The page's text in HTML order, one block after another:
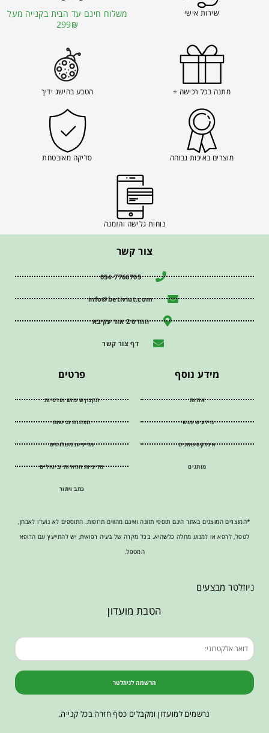
שירות אישי
משלוח חינם עד הבית בקנייה מעל
299₪
מתנה בכל רכישה + הטבע בהישג ידיך
מוצרים באיכות גבוהה סליקה מאובטחת
נוחות גלישה והזמנה
צור קשר
054-7766705
info@betiviut.com
ההדס 2 אור עקיבא
דף צור קשר
מידע נוסף
אודות
מידע שימושי
אינדקס שמנים
מותגים
פרטים
תקנון שימוש ופרטיות
הצהרת נגישות
מדיניות משלוחים
מדיניות החזרות וביטולים
כתב ויתור
*המוצרים המוצגים באתר הינם תוספי תזונה ואינם מהווים תרופות. התוספים לא נועדו לאבחן,
לטפל, לרפא או למנוע מחלה כלשהיא. בכל מקרה של בעיה רפואית, יש להתייעץ עם הרופא
המטפל.
ניוזלטר מבצעים
הטבת מועדון
הרשמה לניוזלטר
נרשמים למועדון ומקבלים כסף חזרה בכל קנייה.